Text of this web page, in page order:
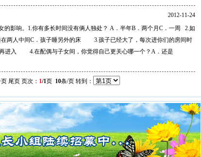
2012-11-24
影响。1.你有多长时间没有俩人独处？ A．半年B．两个月C．一周 2.如
在两人中间C．孩子睡另外的床 3.孩子已经大了，每次进你们的房间时
进入 4.在配偶与子女间，你觉得自己更关心哪一个？A．还是
尾页 页次： 1/1页 10条/页 转到：